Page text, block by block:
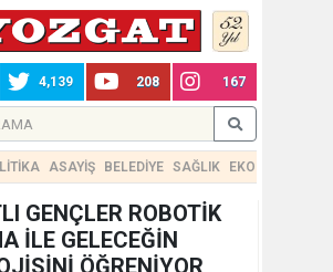
4,139 208 167
ASAYİŞ BELEDİYE SAĞLIK EKONOMİ
GENÇLER ROBOTİK
İLE GELECEĞİN
ÖĞRENİYOR